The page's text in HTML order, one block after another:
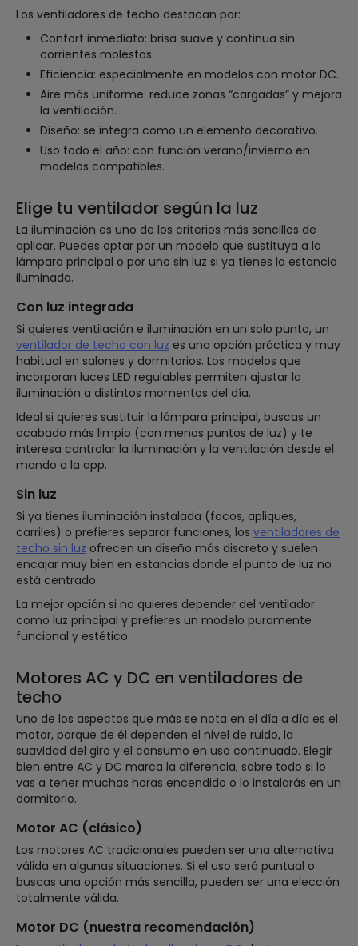
Los ventiladores de techo destacan por:
Confort inmediato: brisa suave y continua sin
corrientes molestas.
Eficiencia: especialmente en modelos con motor DC.
Aire más uniforme: reduce zonas “cargadas” y mejora
la ventilación.
Diseño: se integra como un elemento decorativo.
Uso todo el año: con función verano/invierno en
modelos compatibles.
Elige tu ventilador según la luz
La iluminación es uno de los criterios más sencillos de
aplicar. Puedes optar por un modelo que sustituya a la
lámpara principal o por uno sin luz si ya tienes la estancia
iluminada.
Con luz integrada
Si quieres ventilación e iluminación en un solo punto, un
ventilador de techo con luz es una opción práctica y muy
habitual en salones y dormitorios. Los modelos que
incorporan luces LED regulables permiten ajustar la
iluminación a distintos momentos del día.
Ideal si quieres sustituir la lámpara principal, buscas un
acabado más limpio (con menos puntos de luz) y te
interesa controlar la iluminación y la ventilación desde el
mando o la app.
Sin luz
Si ya tienes iluminación instalada (focos, apliques,
carriles) o prefieres separar funciones, los ventiladores de
techo sin luz ofrecen un diseño más discreto y suelen
encajar muy bien en estancias donde el punto de luz no
está centrado.
La mejor opción si no quieres depender del ventilador
como luz principal y prefieres un modelo puramente
funcional y estético.
Motores AC y DC en ventiladores de
techo
Uno de los aspectos que más se nota en el día a día es el
motor, porque de él dependen el nivel de ruido, la
suavidad del giro y el consumo en uso continuado. Elegir
bien entre AC y DC marca la diferencia, sobre todo si lo
vas a tener muchas horas encendido o lo instalarás en un
dormitorio.
Motor AC (clásico)
Los motores AC tradicionales pueden ser una alternativa
válida en algunas situaciones. Si el uso será puntual o
buscas una opción más sencilla, pueden ser una elección
totalmente válida.
Motor DC (nuestra recomendación)